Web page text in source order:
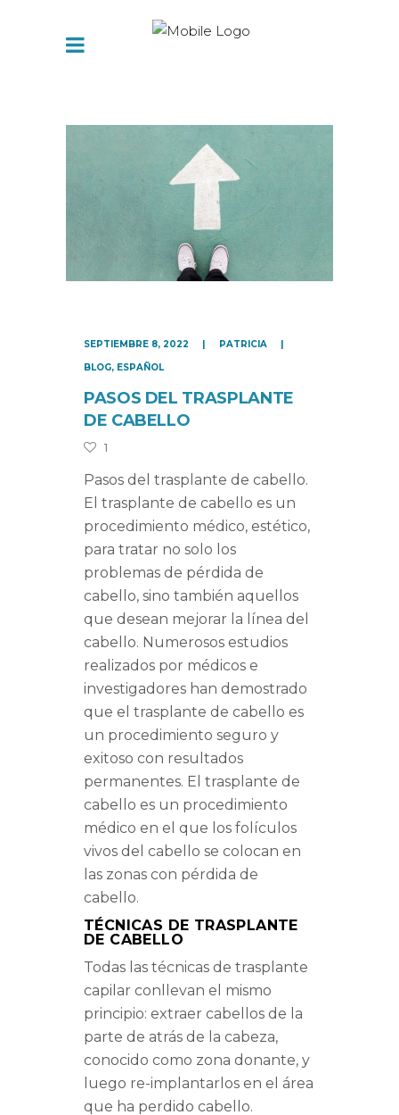
SEPTIEMBRE 8, 2022
PATRICIA
BLOG, ESPAÑOL
PASOS DEL TRASPLANTE
DE CABELLO
1
Pasos del trasplante de cabello.
El trasplante de cabello es un
procedimiento médico, estético,
para tratar no solo los
problemas de pérdida de
cabello, sino también aquellos
que desean mejorar la línea del
cabello. Numerosos estudios
realizados por médicos e
investigadores han demostrado
que el trasplante de cabello es
un procedimiento seguro y
exitoso con resultados
permanentes. El trasplante de
cabello es un procedimiento
médico en el que los folículos
vivos del cabello se colocan en
las zonas con pérdida de
cabello.
TÉCNICAS DE TRASPLANTE
DE CABELLO
Todas las técnicas de trasplante
capilar conllevan el mismo
principio: extraer cabellos de la
parte de atrás de la cabeza,
conocido como zona donante, y
luego re-implantarlos en el área
que ha perdido cabello.